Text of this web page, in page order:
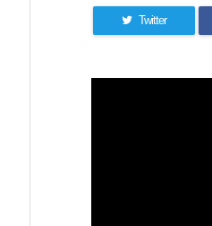
Twitter